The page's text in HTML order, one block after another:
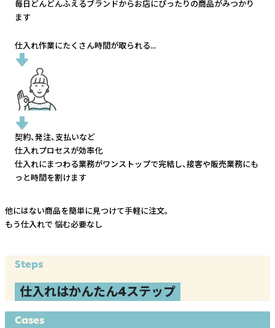
毎日どんどんふえるブランドからお店にぴったりの商品がみつかり
ます
仕入れ作業にたくさん時間が取られる...
契約、発注、支払いなど
仕入れプロセスが効率化
仕入れにまつわる業務がワンストップで完結し、接客や販売業務にも
っと時間を割けます
他にはない商品を簡単に見つけて手軽に注文。
もう仕入れで 悩む必要なし
Steps
仕入れはかんたん4ステップ
Cases